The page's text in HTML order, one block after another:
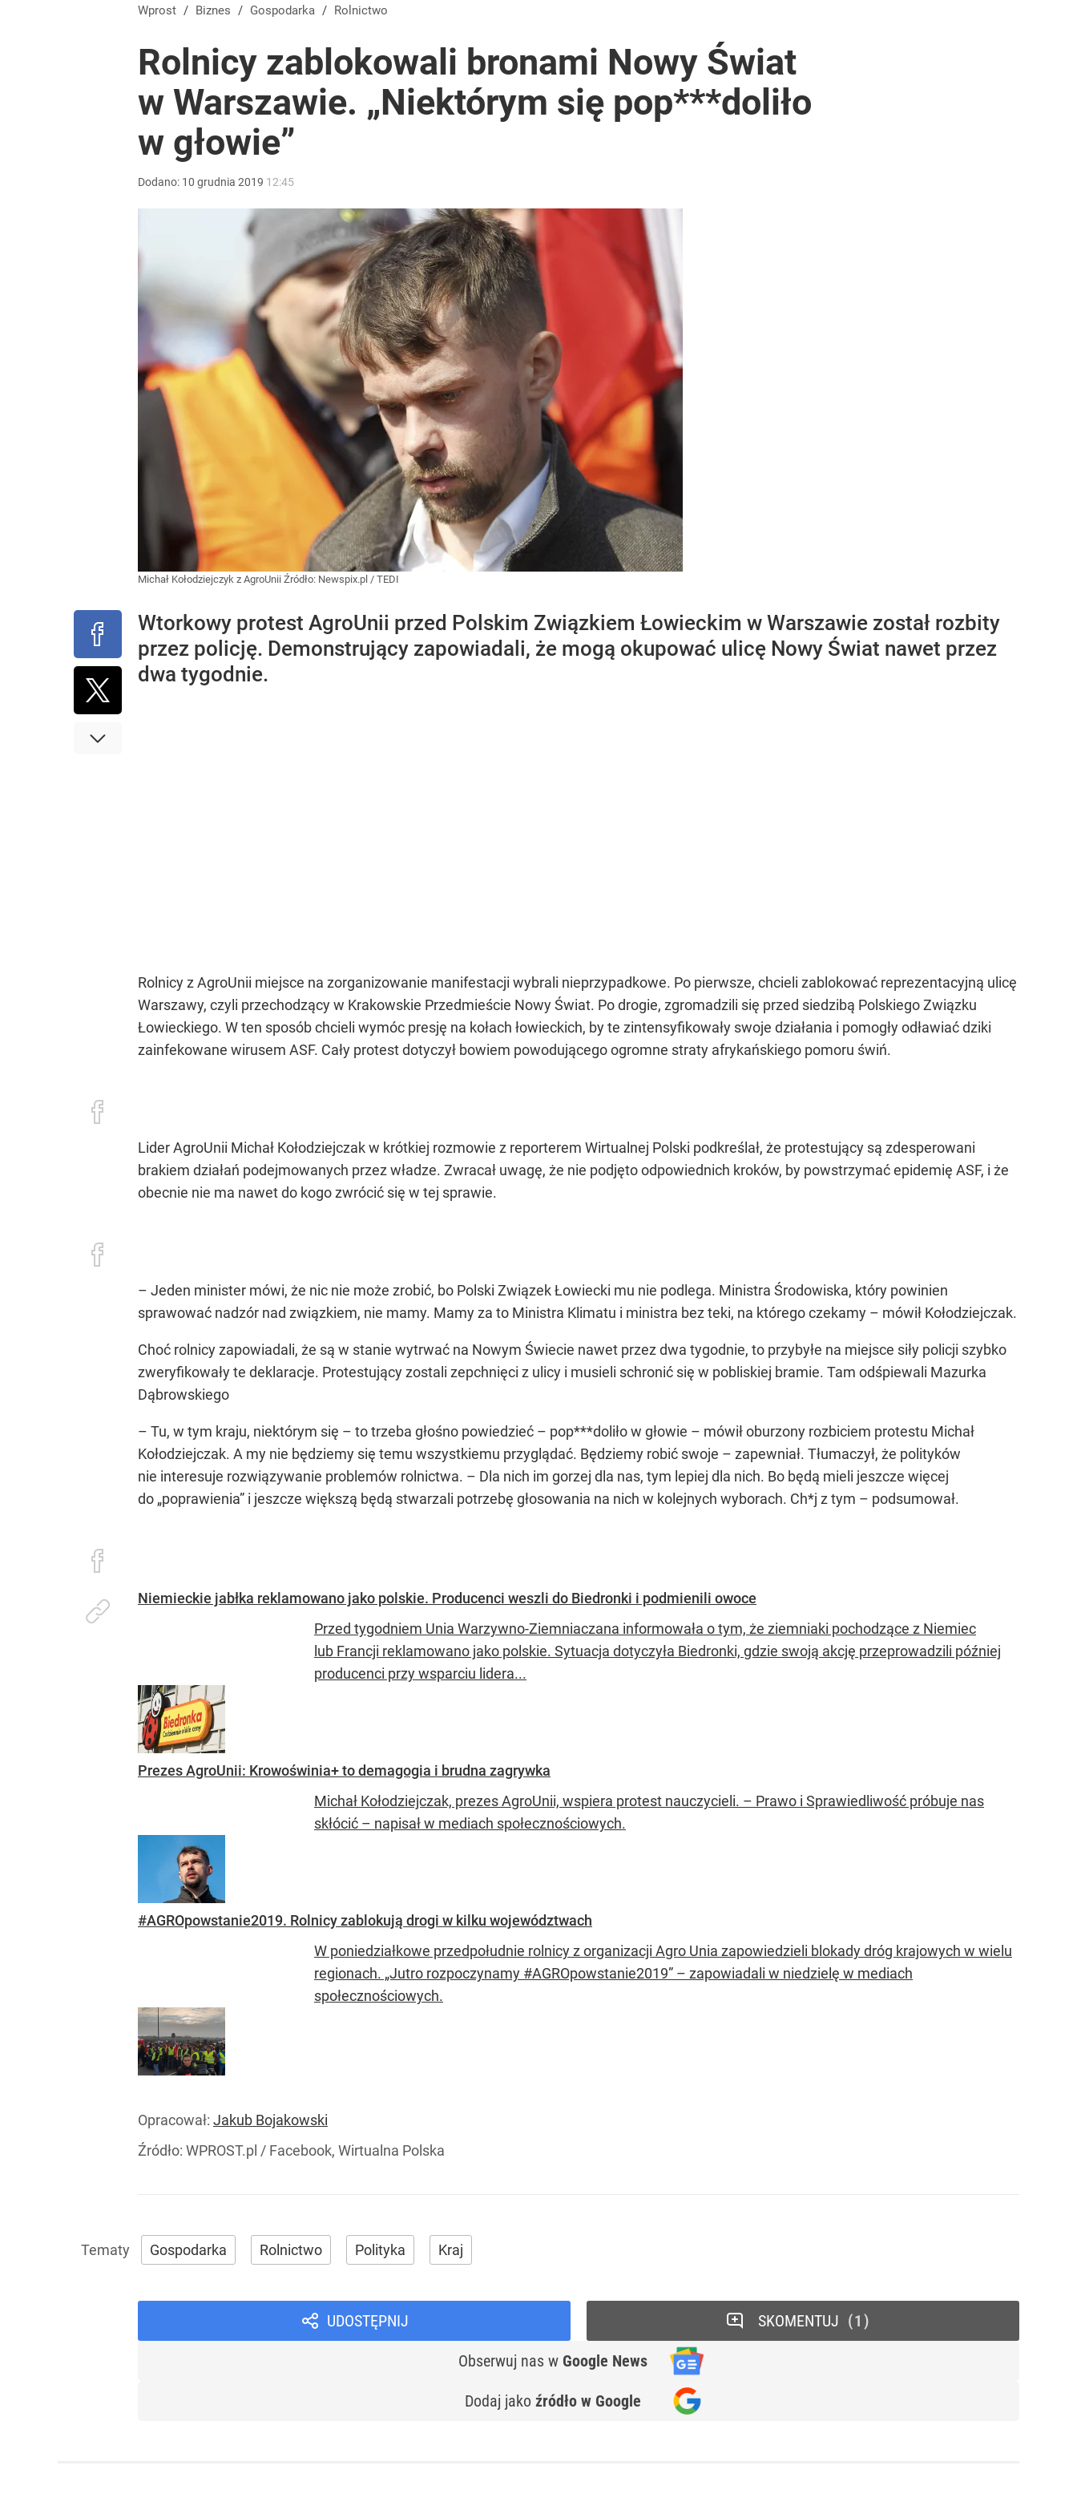
Wprost / Biznes / Gospodarka / Rolnictwo
Rolnicy zablokowali bronami Nowy Świat
w Warszawie. „Niektórym się pop***doliło
w głowie”
Dodano: 10 grudnia 2019 12:45
Michał Kołodziejczyk z AgroUnii Źródło: Newspix.pl / TEDI
Wtorkowy protest AgroUnii przed Polskim Związkiem Łowieckim w Warszawie został rozbity
przez policję. Demonstrujący zapowiadali, że mogą okupować ulicę Nowy Świat nawet przez
dwa tygodnie.
Rolnicy z AgroUnii miejsce na zorganizowanie manifestacji wybrali nieprzypadkowe. Po pierwsze, chcieli zablokować reprezentacyjną ulicę
Warszawy, czyli przechodzący w Krakowskie Przedmieście Nowy Świat. Po drogie, zgromadzili się przed siedzibą Polskiego Związku
Łowieckiego. W ten sposób chcieli wymóc presję na kołach łowieckich, by te zintensyfikowały swoje działania i pomogły odławiać dziki
zainfekowane wirusem ASF. Cały protest dotyczył bowiem powodującego ogromne straty afrykańskiego pomoru świń.
Lider AgroUnii Michał Kołodziejczak w krótkiej rozmowie z reporterem Wirtualnej Polski podkreślał, że protestujący są zdesperowani
brakiem działań podejmowanych przez władze. Zwracał uwagę, że nie podjęto odpowiednich kroków, by powstrzymać epidemię ASF, i że
obecnie nie ma nawet do kogo zwrócić się w tej sprawie.
– Jeden minister mówi, że nic nie może zrobić, bo Polski Związek Łowiecki mu nie podlega. Ministra Środowiska, który powinien
sprawować nadzór nad związkiem, nie mamy. Mamy za to Ministra Klimatu i ministra bez teki, na którego czekamy – mówił Kołodziejczak.
Choć rolnicy zapowiadali, że są w stanie wytrwać na Nowym Świecie nawet przez dwa tygodnie, to przybyłe na miejsce siły policji szybko
zweryfikowały te deklaracje. Protestujący zostali zepchnięci z ulicy i musieli schronić się w pobliskiej bramie. Tam odśpiewali Mazurka
Dąbrowskiego
– Tu, w tym kraju, niektórym się – to trzeba głośno powiedzieć – pop***doliło w głowie – mówił oburzony rozbiciem protestu Michał
Kołodziejczak. A my nie będziemy się temu wszystkiemu przyglądać. Będziemy robić swoje – zapewniał. Tłumaczył, że polityków
nie interesuje rozwiązywanie problemów rolnictwa. – Dla nich im gorzej dla nas, tym lepiej dla nich. Bo będą mieli jeszcze więcej
do „poprawienia” i jeszcze większą będą stwarzali potrzebę głosowania na nich w kolejnych wyborach. Ch*j z tym – podsumował.
Niemieckie jabłka reklamowano jako polskie. Producenci weszli do Biedronki i podmienili owoce
Przed tygodniem Unia Warzywno-Ziemniaczana informowała o tym, że ziemniaki pochodzące z Niemiec
lub Francji reklamowano jako polskie. Sytuacja dotyczyła Biedronki, gdzie swoją akcję przeprowadzili później
producenci przy wsparciu lidera...
Prezes AgroUnii: Krowoświnia+ to demagogia i brudna zagrywka
Michał Kołodziejczak, prezes AgroUnii, wspiera protest nauczycieli. – Prawo i Sprawiedliwość próbuje nas
skłócić – napisał w mediach społecznościowych.
#AGROpowstanie2019. Rolnicy zablokują drogi w kilku województwach
W poniedziałkowe przedpołudnie rolnicy z organizacji Agro Unia zapowiedzieli blokady dróg krajowych w wielu
regionach. „Jutro rozpoczynamy #AGROpowstanie2019” – zapowiadali w niedzielę w mediach
społecznościowych.
Opracował: Jakub Bojakowski
Źródło: WPROST.pl / Facebook, Wirtualna Polska
Gospodarka Rolnictwo Polityka Kraj
UDOSTĘPNIJ
Obserwuj nas w Google News
Dodaj jako źródło w Google
SKOMENTUJ 1